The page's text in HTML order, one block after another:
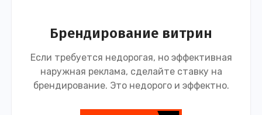
Брендирование витрин
Если требуется недорогая, но эффективная
наружная реклама, сделайте ставку на
брендирование. Это недорого и эффектно.